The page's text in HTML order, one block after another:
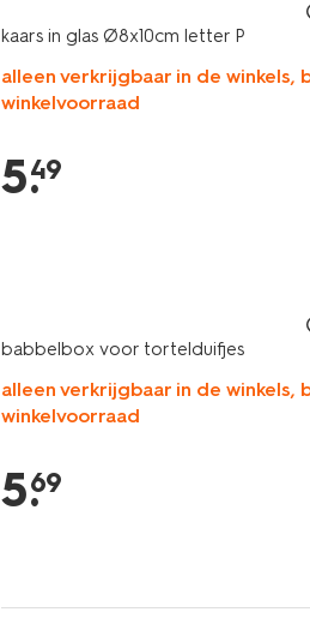
kaars in glas Ø8x10cm letter P
alleen verkrijgbaar in de winkels,
winkelvoorraad
5.
49
babbelbox voor tortelduifjes
alleen verkrijgbaar in de winkels,
winkelvoorraad
5.
69